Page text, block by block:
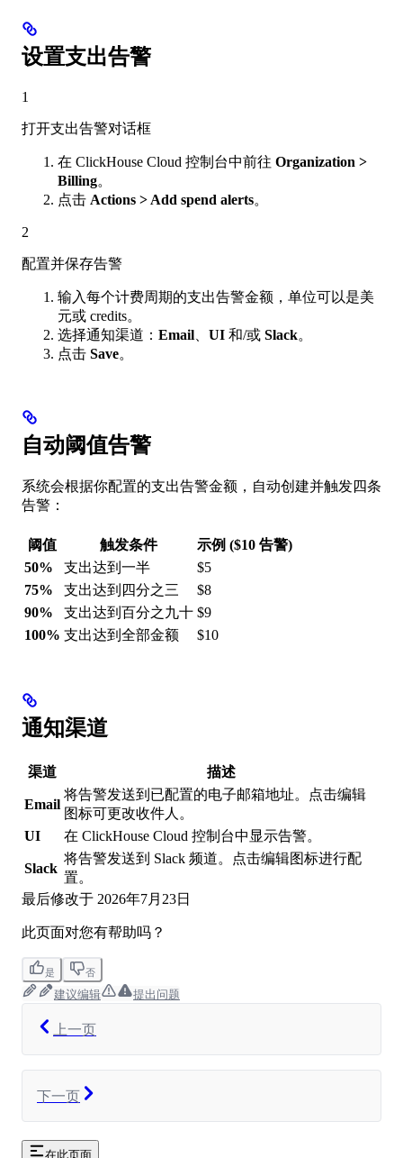
设置支出告警
1
打开支出告警对话框
在 ClickHouse Cloud 控制台中前往 Organization >
Billing。
点击 Actions > Add spend alerts。
2
配置并保存告警
输入每个计费周期的支出告警金额，单位可以是美
元或 credits。
选择通知渠道： Email UI 和/或 Slack。
点击 Save。
自动阈值告警
系统会根据你配置的支出告警金额，自动创建并触发四条
告警：
阈值 触发条件
示例 ($10 告警)
50%
支出达到一半
$5
75%
支出达到四分之三
$8
90%
支出达到百分之九十 $9
100% 支出达到全部金额 $10
通知渠道
渠道 描述
Email
将告警发送到已配置的电子邮箱地址。点击编辑
图标可更改收件人。
UI
在 ClickHouse Cloud 控制台中显示告警。
Slack
将告警发送到 Slack 频道。点击编辑图标进行配
置。
最后修改于 2026年7月23日
此页面对您有帮助吗？
是 否
建议编辑 提出问题
上一页
下一页
在此页面